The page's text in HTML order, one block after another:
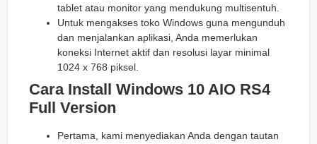
tablet atau monitor yang mendukung multisentuh.
Untuk mengakses toko Windows guna mengunduh
dan menjalankan aplikasi, Anda memerlukan
koneksi Internet aktif dan resolusi layar minimal
1024 x 768 piksel.
Cara Install Windows 10 AIO RS4
Full Version
Pertama, kami menyediakan Anda dengan tautan